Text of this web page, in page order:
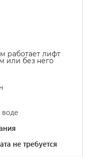
работает лифт
или без него
воде
не требуется